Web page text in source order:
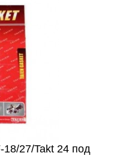
18/27/Takt 24 под